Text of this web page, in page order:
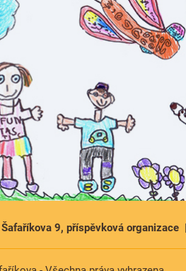
9, příspěvková organizace